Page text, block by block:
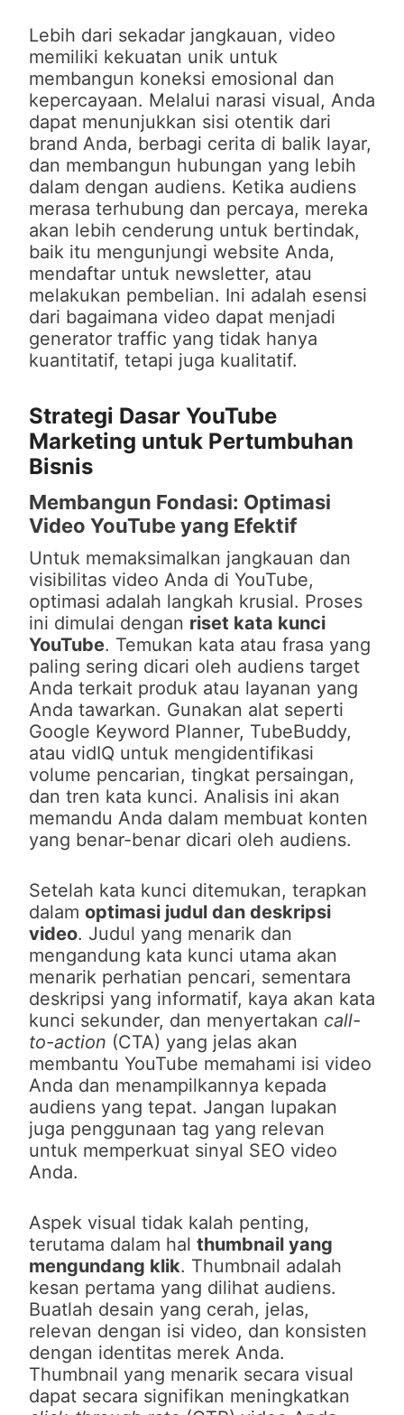
Lebih dari sekadar jangkauan, video
memiliki kekuatan unik untuk
membangun koneksi emosional dan
kepercayaan. Melalui narasi visual, Anda
dapat menunjukkan sisi otentik dari
brand Anda, berbagi cerita di balik layar,
dan membangun hubungan yang lebih
dalam dengan audiens. Ketika audiens
merasa terhubung dan percaya, mereka
akan lebih cenderung untuk bertindak,
baik itu mengunjungi website Anda,
mendaftar untuk newsletter, atau
melakukan pembelian. Ini adalah esensi
dari bagaimana video dapat menjadi
generator traffic yang tidak hanya
kuantitatif, tetapi juga kualitatif.
Strategi Dasar YouTube
Marketing untuk Pertumbuhan
Bisnis
Membangun Fondasi: Optimasi
Video YouTube yang Efektif
Untuk memaksimalkan jangkauan dan
visibilitas video Anda di YouTube,
optimasi adalah langkah krusial. Proses
ini dimulai dengan riset kata kunci
YouTube. Temukan kata atau frasa yang
paling sering dicari oleh audiens target
Anda terkait produk atau layanan yang
Anda tawarkan. Gunakan alat seperti
Google Keyword Planner, TubeBuddy,
atau vidIQ untuk mengidentifikasi
volume pencarian, tingkat persaingan,
dan tren kata kunci. Analisis ini akan
memandu Anda dalam membuat konten
yang benar-benar dicari oleh audiens.
Setelah kata kunci ditemukan, terapkan
dalam optimasi judul dan deskripsi
video. Judul yang menarik dan
mengandung kata kunci utama akan
menarik perhatian pencari, sementara
deskripsi yang informatif, kaya akan kata
kunci sekunder, dan menyertakan call-
to-action (CTA) yang jelas akan
membantu YouTube memahami isi video
Anda dan menampilkannya kepada
audiens yang tepat. Jangan lupakan
juga penggunaan tag yang relevan
untuk memperkuat sinyal SEO video
Anda.
Aspek visual tidak kalah penting,
terutama dalam hal thumbnail yang
mengundang klik. Thumbnail adalah
kesan pertama yang dilihat audiens.
Buatlah desain yang cerah, jelas,
relevan dengan isi video, dan konsisten
dengan identitas merek Anda.
Thumbnail yang menarik secara visual
dapat secara signifikan meningkatkan